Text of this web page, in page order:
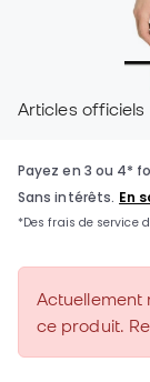
Articles officiels
Actuellement
ce produit.